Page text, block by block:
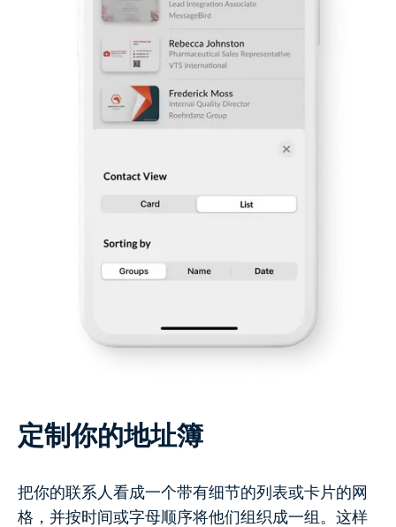
定制你的地址簿
把你的联系人看成一个带有细节的列表或卡片的网
格，并按时间或字母顺序将他们组织成一组。这样